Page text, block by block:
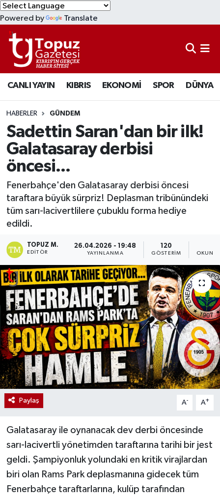
Powered by Translate
CANLI YAYIN KIBRIS EKONOMİ SPOR DÜNYA
HABERLER GÜNDEM
Sadettin Saran'dan bir ilk!
Galatasaray derbisi
öncesi...
Fenerbahçe'den Galatasaray derbisi öncesi
taraftara büyük sürpriz! Deplasman tribünündeki
tüm sarı-lacivertlilere çubuklu forma hediye
edildi.
TOPUZ M.
EDITÖR
26.04.2026 - 19:48
YAYINLANMA
120
GÖSTERIM
Paylaş A- A+
Galatasaray ile oynanacak dev derbi öncesinde
sarı-lacivertli yönetimden taraftarına tarihi bir jest
geldi. Şampiyonluk yolundaki en kritik virajlardan
biri olan Rams Park deplasmanına gidecek tüm
Fenerbahçe taraftarlarına, kulüp tarafından
KIBRIS
DÜNYA
EKONOMİ
MAGAZİN
SAĞLIK
SPOR
TEKNOLOJİ
TÜRKİYE
Lefkoşa Nöbetçi Eczaneler
Lefkoşa Hava Durumu
Lefkoşa Trafik Yoğunluk Haritası
Süper Lig Puan Durumu ve Fikstür
Tüm Manşetler
Son Dakika Haberleri
Haber Arşivi